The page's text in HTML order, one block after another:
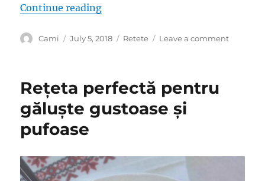
Continue reading“O prajitura delicioasa pentru
Author
Cami
Posted
July 5, 2018 Categories
Retete Leave a commenton
Rețeta perfectă pentru
găluște gustoase și
pufoase